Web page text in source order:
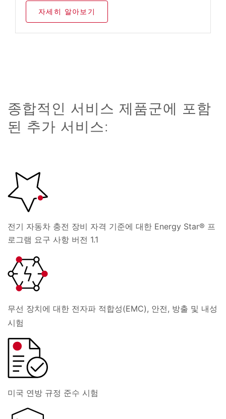
자세히 알아보기
종합적인 서비스 제품군에 포함
된 추가 서비스:
전기 자동차 충전 장비 자격 기준에 대한 Energy Star® 프
로그램 요구 사항 버전 1.1
무선 장치에 대한 전자파 적합성(EMC), 안전, 방출 및 내성
시험
미국 연방 규정 준수 시험